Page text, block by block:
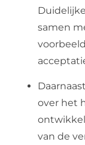
samen
over het
van de